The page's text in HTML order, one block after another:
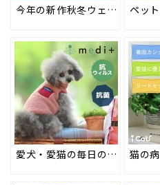
今年の新作秋冬ウェア・ベッド・マット・ピローの北欧デザインをご紹介 #62
愛犬・愛猫の毎日の衛生管理に。抗ウィルス・抗菌機能加工のmedi+(メディプラス) #63